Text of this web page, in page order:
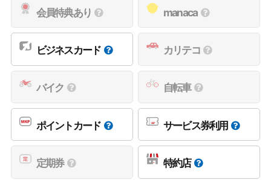
会員特典あり manaca
ビジネスカード カリテコ
バイク 自転車
ポイントカード サービス券利用
定期券 特約店